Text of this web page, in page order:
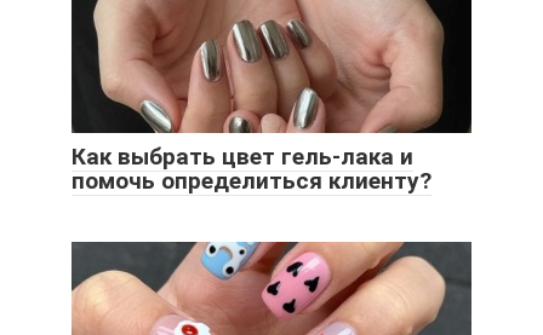
Как выбрать цвет гель-лака и
помочь определиться клиенту?